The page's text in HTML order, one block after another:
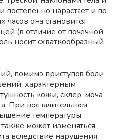
постепенно нарастает и по
часов она становится
(в отличие от почечной
носит схваткообразный
помимо приступов боли
характерным
кожи, склер, моча
При воспалительном
температуры.
может изменяться,
вследствие нарушения